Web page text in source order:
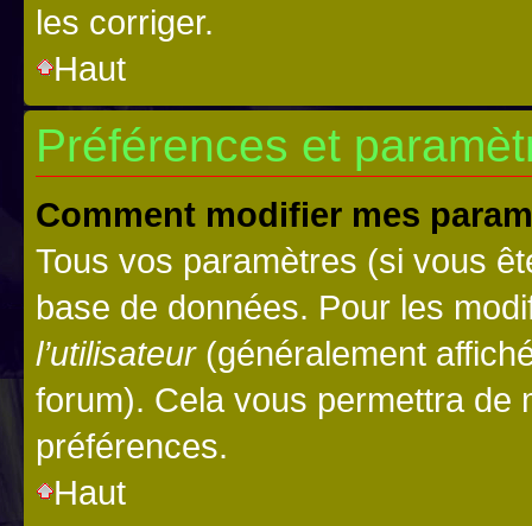
les corriger.
Haut
Préférences et
Comment modifier mes
Tous vos paramètres (si vous
base de données. Pour les
l’utilisateur(généralement
forum). Cela vous permettra de
préférences.
Haut